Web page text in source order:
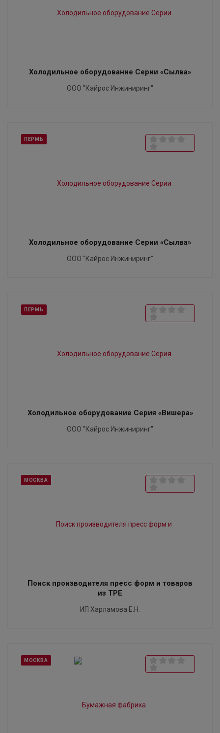
Холодильное оборудование Серии «Сылва»
ООО "Кайрос Инжиниринг"
ПЕРМЬ
Холодильное оборудование Серии «Сылва»
ООО "Кайрос Инжиниринг"
ПЕРМЬ
Холодильное оборудование Серия «Вишера»
ООО "Кайрос Инжиниринг"
МОСКВА
Поиск производителя пресс форм и товаров
из TPE
ИП Харламова Е.Н.
МОСКВА